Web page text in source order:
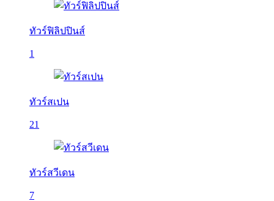
ทัวร์ฟิลิปปินส์
1
ทัวร์สเปน
21
ทัวร์สวีเดน
7